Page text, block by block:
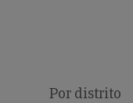
Por distrito